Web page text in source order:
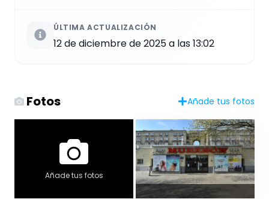
ÚLTIMA ACTUALIZACIÓN
12 de diciembre de 2025 a las 13:02
Fotos Añade tus fotos
Añade tus fotos